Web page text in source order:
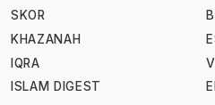
SKOR
KHAZANAH
IQRA
ISLAM DIGEST